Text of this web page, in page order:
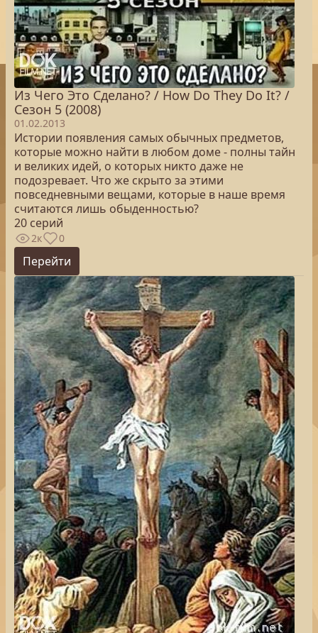
Из Чего Это Сделано? / How Do They Do It? /
Сезон 5 (2008)
01.02.2013
Истории появления самых обычных предметов,
которые можно найти в любом доме - полны тайн
и великих идей, о которых никто даже не
подозревает. Что же скрыто за этими
повседневными вещами, которые в наше время
считаются лишь обыденностью?
20 серий
2к 0
Перейти